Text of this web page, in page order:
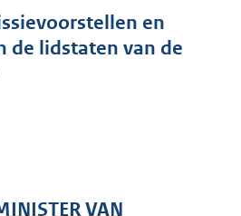
s
g
5
en
de lidstaten van de
VAN